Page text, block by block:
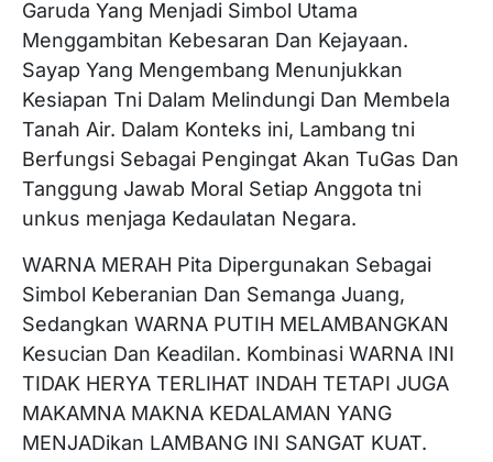
Garuda Yang Menjadi Simbol Utama
Menggambitan Kebesaran Dan Kejayaan.
Sayap Yang Mengembang Menunjukkan
Kesiapan Tni Dalam Melindungi Dan Membela
Tanah Air. Dalam Konteks ini, Lambang tni
Berfungsi Sebagai Pengingat Akan TuGas Dan
Tanggung Jawab Moral Setiap Anggota tni
unkus menjaga Kedaulatan Negara.
WARNA MERAH Pita Dipergunakan Sebagai
Simbol Keberanian Dan Semanga Juang,
Sedangkan WARNA PUTIH MELAMBANGKAN
Kesucian Dan Keadilan. Kombinasi WARNA INI
TIDAK HERYA TERLIHAT INDAH TETAPI JUGA
MAKAMNA MAKNA KEDALAMAN YANG
MENJADikan LAMBANG INI SANGAT KUAT.